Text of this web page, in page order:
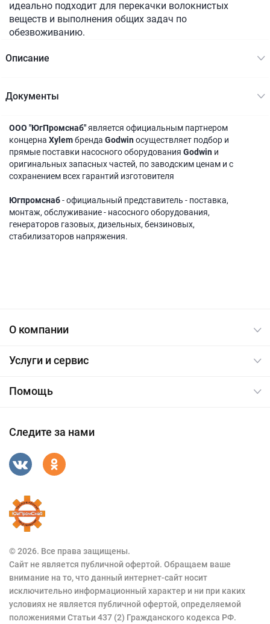
идеально подходит для перекачки волокнистых
веществ и выполнения общих задач по
обезвоживанию.
Описание
Документы
ООО "ЮгПромснаб"является официальным партнером
концерна Xylemбренда Godwinосуществляет подбор и
прямые поставки насосного оборудования Godwin и
оригинальных запасных частей, по заводским ценам и с
сохранением всех гарантий изготовителя
Югпромснаб- официальный представитель - поставка,
монтаж, обслуживание - насосного оборудования,
генераторов газовых, дизельных, бензиновых,
стабилизаторов напряжения.
О компании
Услуги и сервис
Помощь
Следите за нами
© 2026. Все права защищены.
Сайт не является публичной офертой. Обращаем ваше
внимание на то, что данный интернет-сайт носит
исключительно информационный характер и ни при каких
условиях не является публичной офертой, определяемой
положениями Статьи 437 (2) Гражданского кодекса РФ.